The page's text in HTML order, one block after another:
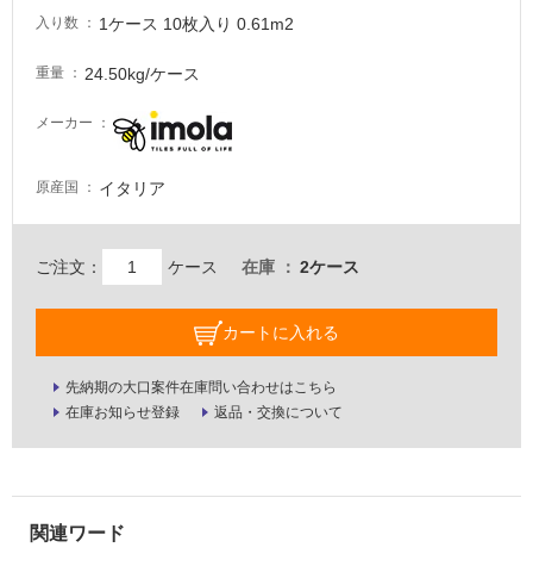
入り数 1ケース 10枚入り 0.61m2
重量 24.50kg/ケース
メーカー
原産国 イタリア
ご注文： ケース 在庫 2ケース
カートに入れる
先納期の大口案件在庫問い合わせはこちら
在庫お知らせ登録
返品・交換について
必
し
い
い
壁・
壁・
壁